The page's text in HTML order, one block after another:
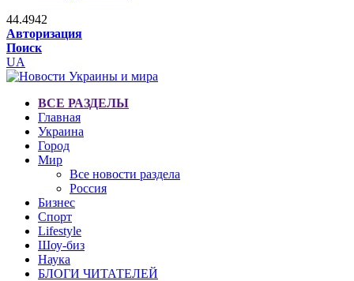
44.4942
Авторизация
Поиск
UA
ВСЕ РАЗДЕЛЫ
Главная
Украина
Город
Мир
Все новости раздела
Россия
Бизнес
Спорт
Lifestyle
Шоу-биз
Наука
БЛОГИ ЧИТАТЕЛЕЙ